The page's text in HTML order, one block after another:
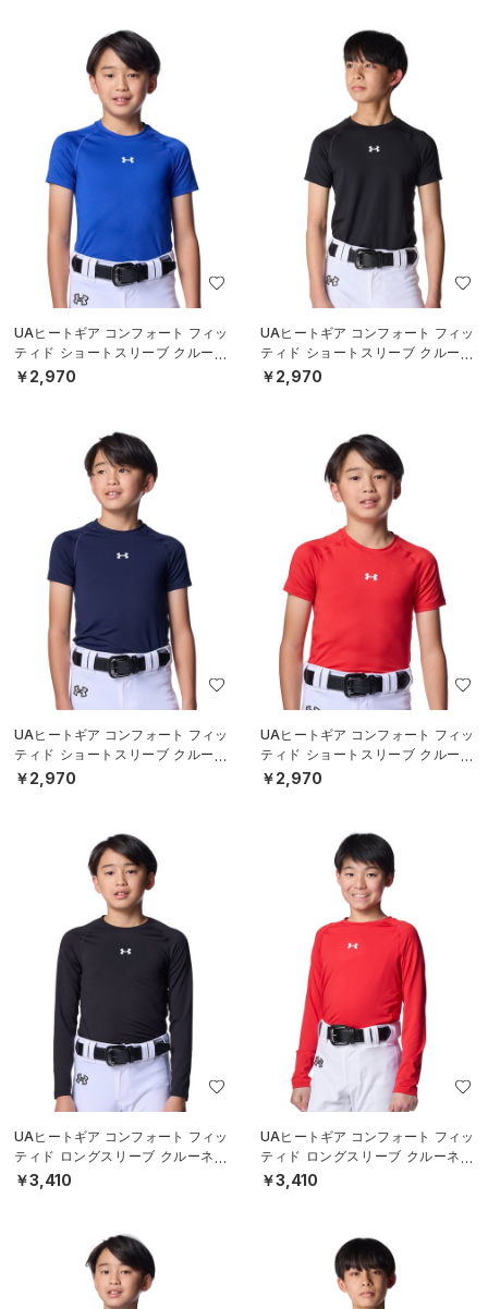
UAヒートギア コンフォート フィッ
ティド ショートスリーブ クルーネ
ック シャツ（ベースボール/BOY
￥2,970
UAヒートギア コンフォート フィッ
ティド ショートスリーブ クルーネ
ック シャツ（ベースボール/BOY
￥2,970
UAヒートギア コンフォート フィッ
ティド ショートスリーブ クルーネ
ック シャツ（ベースボール/BOY
￥2,970
UAヒートギア コンフォート フィッ
ティド ショートスリーブ クルーネ
ック シャツ（ベースボール/BOY
￥2,970
UAヒートギア コンフォート フィッ
ティド ロングスリーブ クルーネッ
ク シャツ（ベースボール/BOYS）
￥3,410
UAヒートギア コンフォート フィッ
ティド ロングスリーブ クルーネッ
ク シャツ（ベースボール/BOYS）
￥3,410